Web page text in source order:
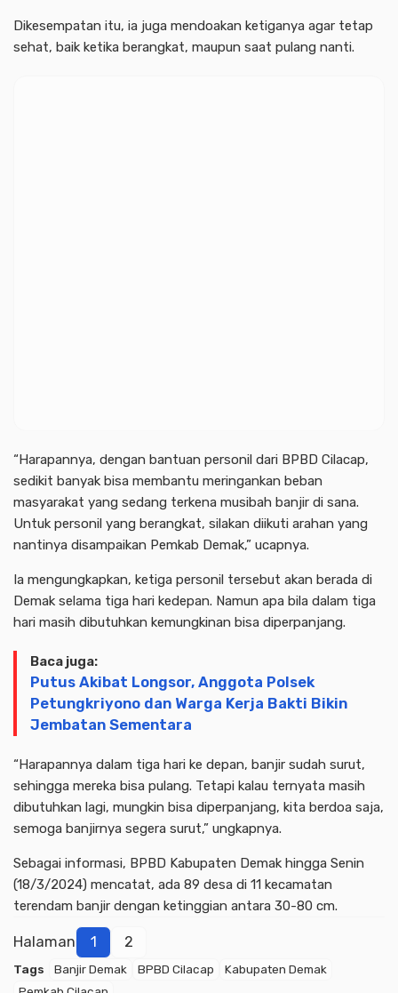
Dikesempatan itu, ia juga mendoakan ketiganya agar tetap
sehat, baik ketika berangkat, maupun saat pulang nanti.
“Harapannya, dengan bantuan personil dari BPBD Cilacap,
sedikit banyak bisa membantu meringankan beban
masyarakat yang sedang terkena musibah banjir di sana.
Untuk personil yang berangkat, silakan diikuti arahan yang
nantinya disampaikan Pemkab Demak,” ucapnya.
Ia mengungkapkan, ketiga personil tersebut akan berada di
Demak selama tiga hari kedepan. Namun apa bila dalam tiga
hari masih dibutuhkan kemungkinan bisa diperpanjang.
Baca juga:
Putus Akibat Longsor, Anggota Polsek
Petungkriyono dan Warga Kerja Bakti Bikin
Jembatan Sementara
“Harapannya dalam tiga hari ke depan, banjir sudah surut,
sehingga mereka bisa pulang. Tetapi kalau ternyata masih
dibutuhkan lagi, mungkin bisa diperpanjang, kita berdoa saja,
semoga banjirnya segera surut,” ungkapnya.
Sebagai informasi, BPBD Kabupaten Demak hingga Senin
(18/3/2024) mencatat, ada 89 desa di 11 kecamatan
terendam banjir dengan ketinggian antara 30-80 cm.
Halaman 1 2
Tags Banjir Demak BPBD Cilacap
Kabupaten Demak